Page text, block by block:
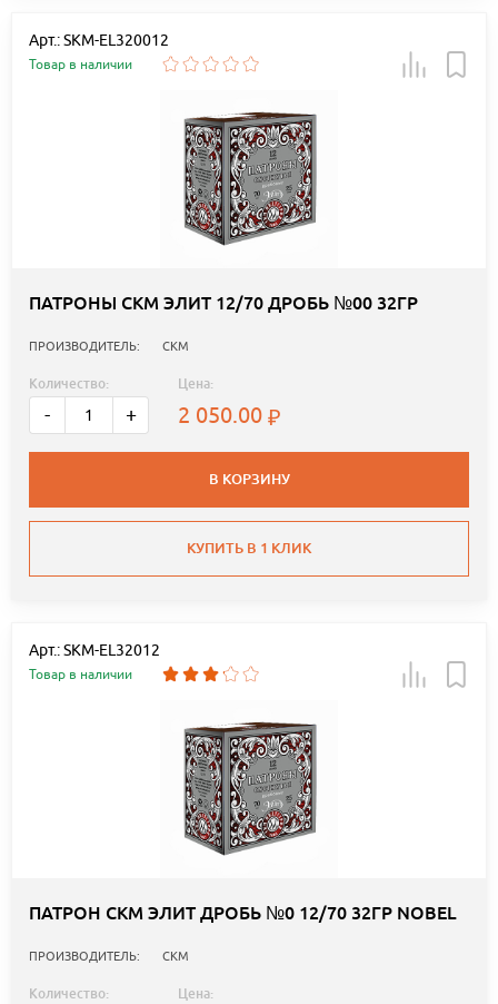
Арт.: SKM-EL320012
Товар в наличии
ПАТРОНЫ СКМ ЭЛИТ 12/70 ДРОБЬ №00 32ГР
ПРОИЗВОДИТЕЛЬ: СКМ
Количество:
- +
Цена:
2 050.00
В КОРЗИНУ
КУПИТЬ В 1 КЛИК
Арт.: SKM-EL32012
Товар в наличии
ПАТРОН СКМ ЭЛИТ ДРОБЬ №0 12/70 32ГР NOBEL
ПРОИЗВОДИТЕЛЬ: СКМ
Количество: Цена: